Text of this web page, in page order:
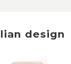
design